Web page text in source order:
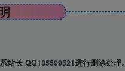
站长 QQ185599521进行删除处理。